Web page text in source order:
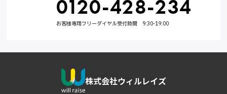
0120-428-234
お客様専用フリーダイヤル受付時間 9:30-19:00
株式会社ウィルレイズ